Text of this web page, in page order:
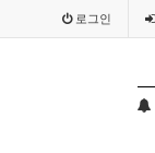
로그인